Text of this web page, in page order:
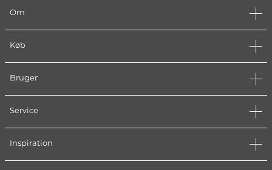
Om
Køb
Bruger
Service
Inspiration